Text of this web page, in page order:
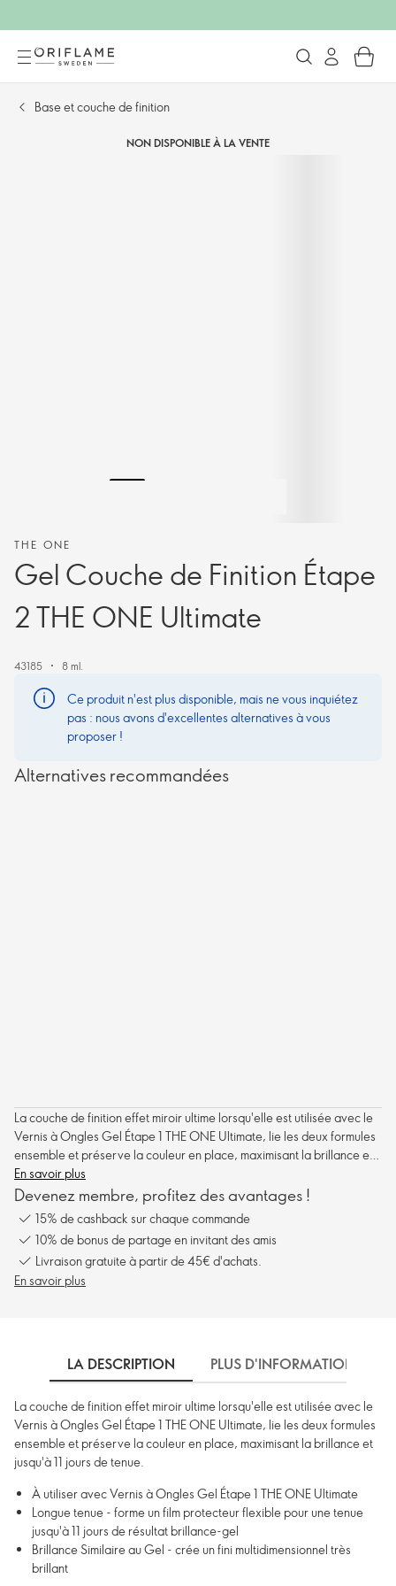
Base et couche de finition
NON DISPONIBLE À LA VENTE
THE ONE
Gel Couche de Finition Étape
2 THE ONE Ultimate
43185 8 ml.
Ce produit n'est plus disponible, mais ne vous inquiétez
pas : nous avons d'excellentes alternatives à vous
proposer !
Alternatives recommandées
La couche de finition effet miroir ultime lorsqu'elle est utilisée avec le
Vernis à Ongles Gel Étape 1 THE ONE Ultimate, lie les deux formules
ensemble et préserve la couleur en place, maximisant la brillance et
jusqu'à 11 jours de tenue.
En savoir plus
Devenez membre, profitez des avantages !
15% de cashback sur chaque commande
10% de bonus de partage en invitant des amis
Livraison gratuite à partir de 45€ d'achats.
En savoir plus
LA DESCRIPTION PLUS D'INFORMATIONS
La couche de finition effet miroir ultime lorsqu'elle est utilisée avec le
Vernis à Ongles Gel Étape 1 THE ONE Ultimate, lie les deux formules
ensemble et préserve la couleur en place, maximisant la brillance et
jusqu'à 11 jours de tenue.
À utiliser avec Vernis à Ongles Gel Étape 1 THE ONE Ultimate
Longue tenue - forme un film protecteur flexible pour une tenue
jusqu'à 11 jours de résultat brillance-gel
Brillance Similaire au Gel - crée un fini multidimensionnel très
brillant